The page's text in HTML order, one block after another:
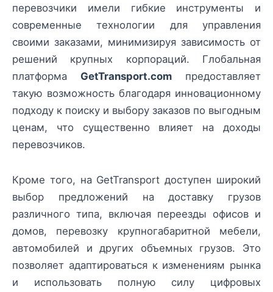
перевозчики имели гибкие инструменты и
современные технологии для управления
своими заказами, минимизируя зависимость от
решений крупных корпораций. Глобальная
платформа GetTransport.com предоставляет
такую возможность благодаря инновационному
подходу к поиску и выбору заказов по выгодным
ценам, что существенно влияет на доходы
перевозчиков.
Кроме того, на GetTransport доступен широкий
выбор предложений на доставку грузов
различного типа, включая переезды офисов и
домов, перевозку крупногабаритной мебели,
автомобилей и других объемных грузов. Это
позволяет адаптироваться к изменениям рынка
и использовать полную силу цифровых